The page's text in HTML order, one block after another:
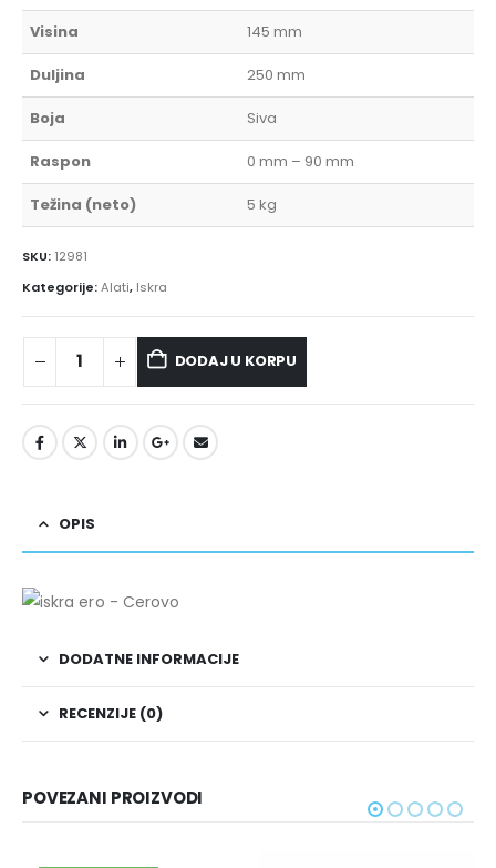
Visina 145 mm
Duljina 250 mm
Boja Siva
Raspon 0 mm – 90 mm
Težina (neto) 5 kg
SKU: 12981
Kategorije:Alati, Iskra
DODAJ U KORPU
OPIS
DODATNE INFORMACIJE
RECENZIJE (0)
POVEZANI PROIZVODI